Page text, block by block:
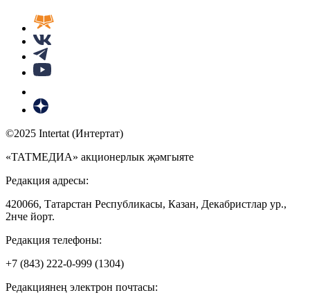
©2025 Intertat (Интертат)
«ТАТМЕДИА» акционерлык җәмгыяте
Редакция адресы:
420066, Татарстан Республикасы, Казан, Декабристлар ур.,
2нче йорт.
Редакция телефоны:
+7 (843) 222-0-999 (1304)
Редакциянең электрон почтасы: